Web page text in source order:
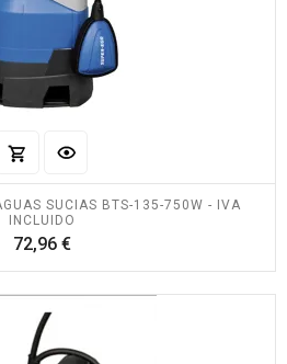
SUCIAS BTS-135-750W - IVA
INCLUIDO
72,96 €Precio